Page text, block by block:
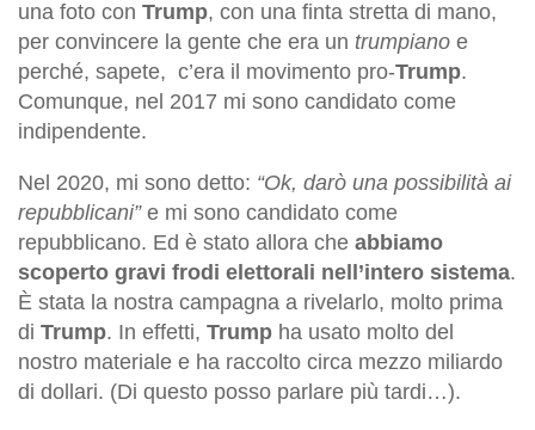
una foto con Trump, con una finta stretta di mano,
per convincere la gente che era un trumpiano e
perché, sapete, c’era il movimento pro-Trump.
Comunque, nel 2017 mi sono candidato come
indipendente.
Nel 2020, mi sono detto: “Ok, darò una possibilità ai
repubblicani”e mi sono candidato come
repubblicano. Ed è stato allora che abbiamo
scoperto gravi frodi elettorali nell’intero sistema.
È stata la nostra campagna a rivelarlo, molto prima
di Trump. In effetti, Trump ha usato molto del
nostro materiale e ha raccolto circa mezzo miliardo
di dollari. (Di questo posso parlare più tardi…).